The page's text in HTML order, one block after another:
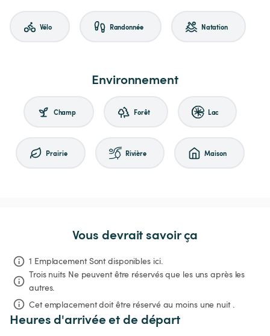
Vélo Randonnée Natation
Environnement
Champ Forêt Lac
Prairie Rivière Maison
Vous devrait savoir ça
1 Emplacement Sont disponibles ici.
Trois nuits Ne peuvent être réservés que les uns après les
autres.
Cet emplacement doit être réservé au moins une nuit .
Heures d'arrivée et de départ